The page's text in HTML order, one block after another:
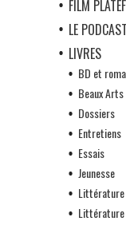
FILM
LE
LIVRES
BD et
Beaux
Dossiers
Entretiens
Essais
Jeunesse